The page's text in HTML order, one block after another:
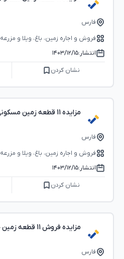
فارس
فروش و اجاره زمین، باغ، ویلا و مزرعه
انتشار:۱۴۰۳/۱۲/۱۵
نشان کردن
مزایده 11 قطعه زمین مسکونی در دبیران
فارس
فروش و اجاره زمین، باغ، ویلا و مزرعه
انتشار:۱۴۰۳/۱۲/۱۵
نشان کردن
مزایده فروش 11 قطعه زمین مسکونی در دبیران
فارس